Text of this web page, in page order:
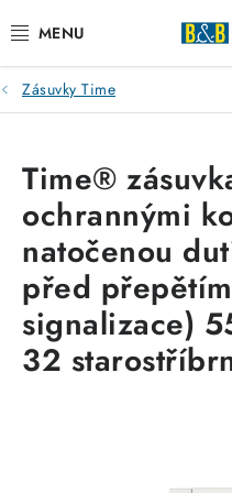
na
obsah
Reklamace / Vrácení zboží
Kontakty
VYTÁPĚNÍ
VYPÍNAČE
Zásuvky Time
Time®
ochrannými
natočenou
před
signalizace)
32